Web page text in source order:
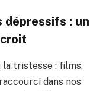
dépressifs : un
la tristesse : films,
dans nos